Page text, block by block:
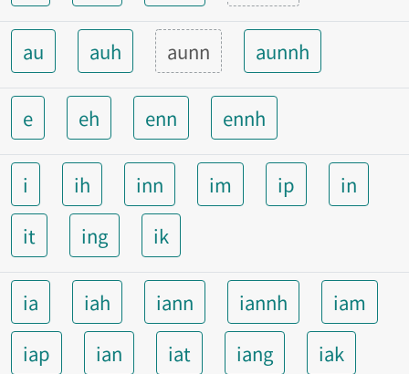
au auh aunn aunnh
e eh enn ennh
i ih inn im ip
in
it
ing ik
ia iah iann iannh
iam
iap
ian iat iang iak